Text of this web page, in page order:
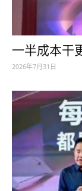
一半成本干
2026年7月31日